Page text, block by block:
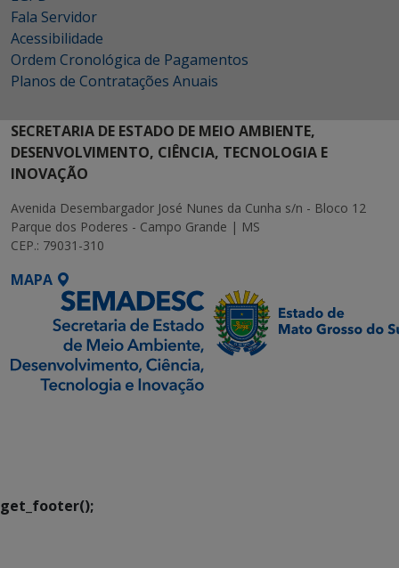
Fala Servidor
Acessibilidade
Ordem Cronológica de Pagamentos
Planos de Contratações Anuais
SECRETARIA DE ESTADO DE MEIO AMBIENTE,
DESENVOLVIMENTO, CIÊNCIA, TECNOLOGIA E
INOVAÇÃO
Avenida Desembargador José Nunes da Cunha s/n - Bloco 12
Parque dos Poderes - Campo Grande | MS
CEP.: 79031-310
MAPA
get_footer();